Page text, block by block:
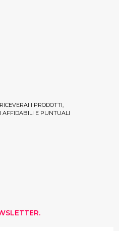
I PRODOTTI,
AFFIDABILI E PUNTUALI